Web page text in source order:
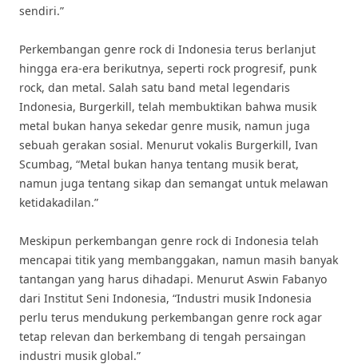
sendiri.”
Perkembangan genre rock di Indonesia terus berlanjut
hingga era-era berikutnya, seperti rock progresif, punk
rock, dan metal. Salah satu band metal legendaris
Indonesia, Burgerkill, telah membuktikan bahwa musik
metal bukan hanya sekedar genre musik, namun juga
sebuah gerakan sosial. Menurut vokalis Burgerkill, Ivan
Scumbag, “Metal bukan hanya tentang musik berat,
namun juga tentang sikap dan semangat untuk melawan
ketidakadilan.”
Meskipun perkembangan genre rock di Indonesia telah
mencapai titik yang membanggakan, namun masih banyak
tantangan yang harus dihadapi. Menurut Aswin Fabanyo
dari Institut Seni Indonesia, “Industri musik Indonesia
perlu terus mendukung perkembangan genre rock agar
tetap relevan dan berkembang di tengah persaingan
industri musik global.”